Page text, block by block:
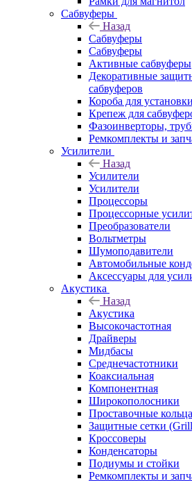
Сабвуферы
Назад
Сабвуферы
Сабвуферы
Активные сабвуферы
Декоративные
сабвуферов
Короба для
Крепеж для
Фазоинверторы,
Ремкомплекты и
Усилители
Назад
Усилители
Усилители
Процессоры
Процессорные
Преобразователи
Вольтметры
Шумоподавители
Автомобильные
Аксессуары для
Акустика
Назад
Акустика
Высокочастотная
Драйверы
Мидбасы
Среднечастотники
Коаксиальная
Компонентная
Широкополосники
Проставочные кольца
Защитные сетки
Кроссоверы
Конденсаторы
Подиумы и стойки
Ремкомплекты и